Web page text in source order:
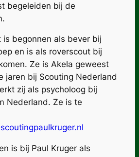
begeleiden bij de
is begonnen als bever bij
en is als roverscout bij
Ze is Akela geweest
jaren bij Scouting Nederland
zij als psycholoog bij
Nederland. Ze is te
is bij Paul Kruger als